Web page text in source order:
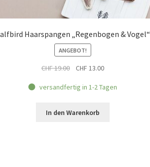
Haarspangen „Regenbogen & Vogel“
ANGEBOT!
CHF19.00
Ursprünglicher
war:
CHF 13.00Aktueller
ist:
versandfertig in 1-2 Tagen
In den Warenkorb